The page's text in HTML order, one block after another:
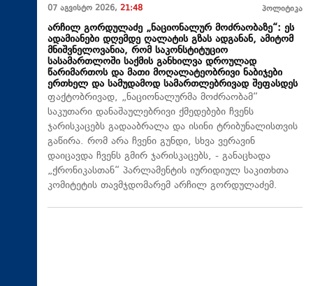
07 აგვისტო 2026, 21:48 პოლიტიკა
არჩილ გორდულაძე „ნაციონალურ მოძრაობაზე“: ეს
ადამიანები დღემდე ღალატის გზას ადგანან, ამიტომ
მნიშვნელოვანია, რომ საკონსტიტუციო
სასამართლოში საქმის განხილვა დროულად
წარიმართოს და მათი მოღალატეობრივი ნაბიჯები
ერთხელ და სამუდამოდ სამართლებრივად შეფასდეს
ფაქტობრივად, „ნაციონალურმა მოძრაობამ“
საკუთარი დანაშაულებრივი ქმედებები ჩვენს
ჯარისკაცებს გადააბრალა და ისინი ტრიბუნალისთვის
გაწირა. რომ არა ჩვენი გუნდი, სხვა ვერავინ
დაიცავდა ჩვენს გმირ ჯარისკაცებს, - განაცხადა
„ქრონიკასთან“ პარლამენტის იურიდიულ საკითხთა
კომიტეტის თავმჯდომარემ არჩილ გორდულაძემ.